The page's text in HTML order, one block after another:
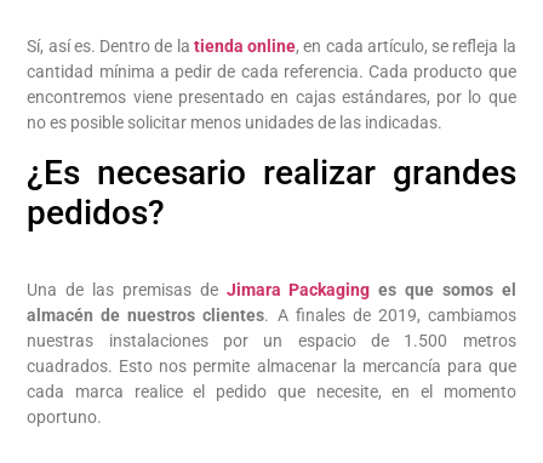
Sí, así es. Dentro de la tienda online, en cada artículo, se refleja la
cantidad mínima a pedir de cada referencia. Cada producto que
encontremos viene presentado en cajas estándares, por lo que
no es posible solicitar menos unidades de las indicadas.
¿Es necesario realizar grandes
pedidos?
Una de las premisas deJimara Packaging es que somos el
almacén de nuestros clientes. A finales de 2019, cambiamos
nuestras instalaciones por un espacio de 1.500 metros
cuadrados. Esto nos permite almacenar la mercancía para que
cada marca realice el pedido que necesite, en el momento
oportuno.